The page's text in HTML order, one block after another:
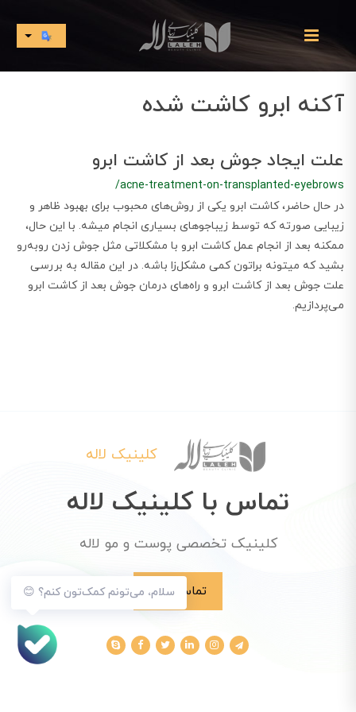
آکنه ابرو کاشت شده
علت ایجاد جوش بعد از کاشت ابرو
/acne-treatment-on-transplanted-eyebrows
در حال حاضر، کاشت ابرو یکی از روش‌های محبوب برای بهبود ظاهر و
زیبایی صورته که توسط زیباجوهای بسیاری انجام میشه. با این حال،
ممکنه بعد از انجام عمل کاشت ابرو با مشکلاتی مثل جوش زدن روبه‌رو
بشید که میتونه براتون کمی مشکل‌زا باشه. در این مقاله به بررسی
علت جوش بعد از کاشت ابرو و راه‌های درمان جوش بعد از کاشت ابرو
می‌پردازیم.
سلام، می‌تونم کمک‌تون کنم؟ 😊
کلینیک لاله
تماس با کلینیک لاله
کلینیک تخصصی پوست و مو لاله
تماس با ما